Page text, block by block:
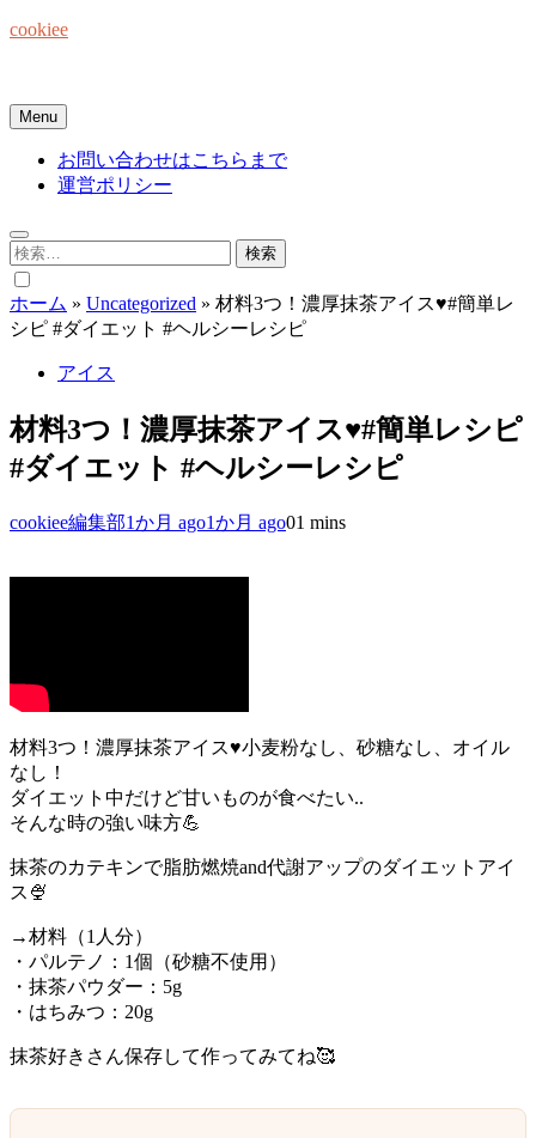
Skip
cookiee
Menu
お問い合わせはこちらまで
運営ポリシー
検
索:
ホーム » Uncategorized » 材料3つ！濃厚抹茶アイス♥#簡単レ
シピ #ダイエット #ヘルシーレシピ
アイス
材料3つ！濃厚抹茶アイス♥#簡単レシピ
#ダイエット #ヘルシーレシピ
cookiee編集部1か月 ago1か月 ago01 mins
材料3つ！濃厚抹茶アイス♥小麦粉なし、砂糖なし、オイル
なし！
ダイエット中だけど甘いものが食べたい..
そんな時の強い味方💪
抹茶のカテキンで脂肪燃焼and代謝アップのダイエットアイ
ス🍨
→材料（1人分）
・パルテノ：1個（砂糖不使用）
・抹茶パウダー：5g
・はちみつ：20g
抹茶好きさん保存して作ってみてね🥰